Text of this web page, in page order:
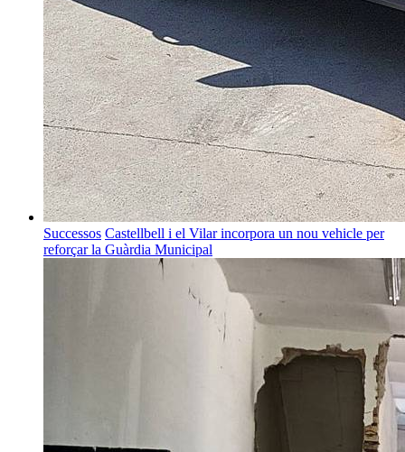
Successos Castellbell i el Vilar incorpora un nou vehicle per
reforçar la Guàrdia Municipal